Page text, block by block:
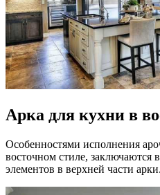
Арка для кухни в
Особенностями исполнения
восточном стиле, заключаются
элементов в верхней части арки.